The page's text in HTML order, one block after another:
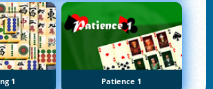
1 Patience 1